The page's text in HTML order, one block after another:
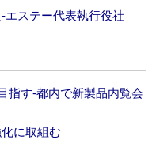
エステー代表執行役社
指す‐都内で新製品内覧会
に取組む